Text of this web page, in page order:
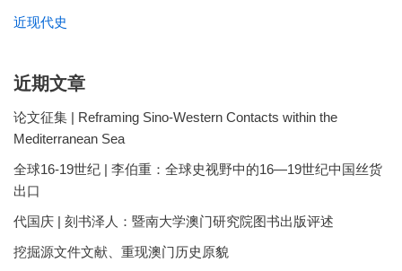
近现代史
近期文章
论文征集 | Reframing Sino-Western Contacts within the
Mediterranean Sea
全球16-19世纪 | 李伯重：全球史视野中的16—19世纪中国丝货
出口
代国庆 | 刻书泽人：暨南大学澳门研究院图书出版评述
挖掘源文件文献、重现澳门历史原貌